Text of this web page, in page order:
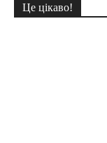
Це цікаво!